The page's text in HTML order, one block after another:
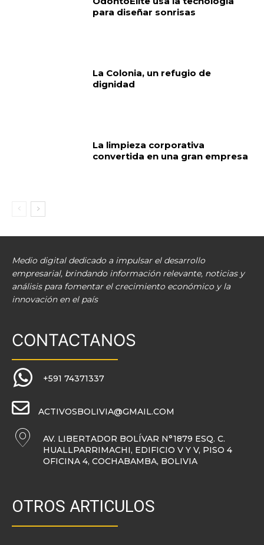
para diseñar sonrisas
La Colonia, un refugio de
dignidad
La limpieza corporativa
convertida en una gran empresa
Medio digital dedicado a impulsar el desarrollo
empresarial, brindando información relevante, noticias y
análisis para fomentar el crecimiento económico y la
innovación en el país
CONTACTANOS
+591 74371337
ACTIVOSBOLIVIA@GMAIL.COM
AV. LIBERTADOR BOLÍVAR N°1879 ESQ. C.
HUALLPARRIMACHI, EDIFICIO V Y V, PISO 4
OFICINA 4, COCHABAMBA, BOLIVIA
OTROS ARTICULOS